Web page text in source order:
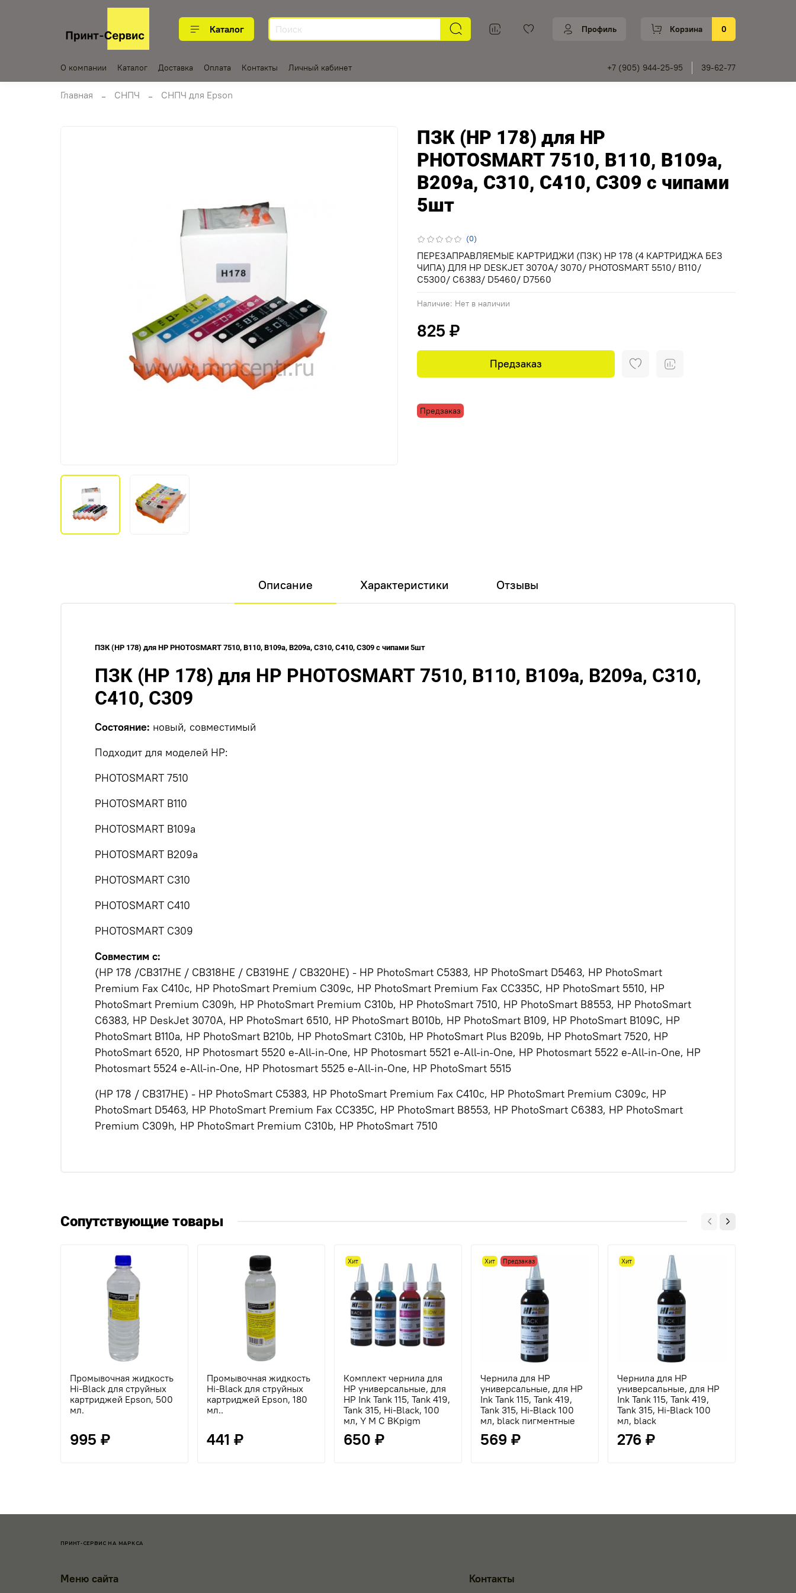
Каталог Профиль Корзина 0
О компании Каталог Доставка Оплата Контакты Личный кабинет +7 (905) 944-25-95 39-62-77
Главная СНПЧ СНПЧ для Epson
(0)
Наличие: Нет в наличии
Предзаказ
ПЗК (HP 178) для HP
PHOTOSMART 7510, B110, В109а,
В209а, С310, С410, С309 с чипами
5шт
825 ₽
Предзаказ
ПЕРЕЗАПРАВЛЯЕМЫЕ КАРТРИДЖИ (ПЗК) HP 178 (4 КАРТРИДЖА БЕЗ
ЧИПА) ДЛЯ HP DESKJET 3070A/ 3070/ PHOTOSMART 5510/ B110/
C5300/ C6383/ D5460/ D7560
Описание Характеристики Отзывы
ПЗК (HP 178) для HP PHOTOSMART 7510, B110, В109а, В209а, С310, С410, С309 с чипами 5шт
ПЗК (HP 178) для HP PHOTOSMART 7510, B110, В109а, В209а, С310,
С410, С309
Состояние: новый, совместимый
Подходит для моделей HP:
PHOTOSMART 7510
PHOTOSMART B110
PHOTOSMART В109а
PHOTOSMART В209а
PHOTOSMART С310
PHOTOSMART С410
PHOTOSMART С309
Совместим с:
(HP 178 /CB317HE / CB318HE / CB319HE / CB320HE) - HP PhotoSmart C5383, HP PhotoSmart D5463, HP PhotoSmart
Premium Fax C410c, HP PhotoSmart Premium C309c, HP PhotoSmart Premium Fax CC335C, HP PhotoSmart 5510, HP
PhotoSmart Premium C309h, HP PhotoSmart Premium C310b, HP PhotoSmart 7510, HP PhotoSmart B8553, HP PhotoSmart
C6383, HP DeskJet 3070A, HP PhotoSmart 6510, HP PhotoSmart B010b, HP PhotoSmart B109, HP PhotoSmart B109C, HP
PhotoSmart B110a, HP PhotoSmart B210b, HP PhotoSmart C310b, HP PhotoSmart Plus B209b, HP PhotoSmart 7520, HP
PhotoSmart 6520, HP Photosmart 5520 e-All-in-One, HP Photosmart 5521 e-All-in-One, HP Photosmart 5522 e-All-in-One, HP
Photosmart 5524 e-All-in-One, HP Photosmart 5525 e-All-in-One, HP PhotoSmart 5515
(HP 178 / CB317HE) - HP PhotoSmart C5383, HP PhotoSmart Premium Fax C410c, HP PhotoSmart Premium C309c, HP
PhotoSmart D5463, HP PhotoSmart Premium Fax CC335C, HP PhotoSmart B8553, HP PhotoSmart C6383, HP PhotoSmart
Premium C309h, HP PhotoSmart Premium C310b, HP PhotoSmart 7510
Сопутствующие товары
Промывочная жидкость
Hi-Black для струйных
картриджей Epson, 500
мл.
995 ₽
Промывочная жидкость
Hi-Black для струйных
картриджей Epson, 180
мл..
441 ₽
Хит
Комплект чернила для
HP универсальные, для
HP Ink Tank 115, Tank 419,
Tank 315, Hi-Black, 100
мл, Y M C BKpigm
650 ₽
Хит Предзаказ
Чернила для HP
универсальные, для HP
Ink Tank 115, Tank 419,
Tank 315, Hi-Black 100
мл, black пигментные
569 ₽
Хит
Чернила для HP
универсальные, для HP
Ink Tank 115, Tank 419,
Tank 315, Hi-Black 100
мл, black
276 ₽
ПРИНТ-СЕРВИС НА МАРКСА
Меню сайта Контакты